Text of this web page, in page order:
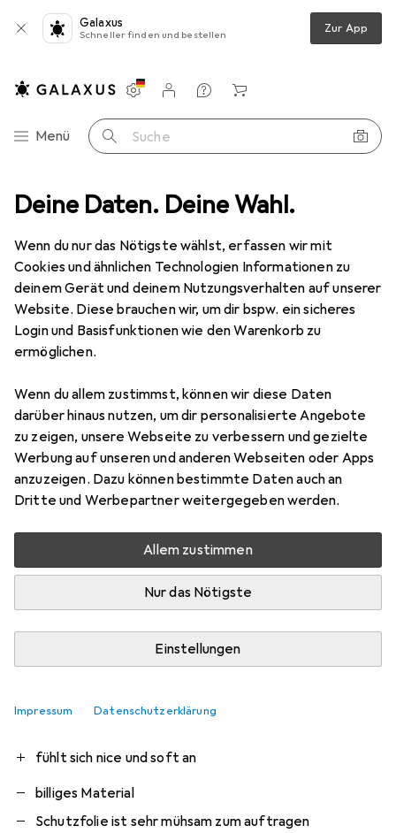
Deine Daten. Deine Wahl.
Wenn du nur das Nötigste wählst, erfassen wir mit
Cookies und ähnlichen Technologien Informationen zu
deinem Gerät und deinem Nutzungsverhalten auf unserer
Website. Diese brauchen wir, um dir bspw. ein sicheres
Login und Basisfunktionen wie den Warenkorb zu
ermöglichen.
Wenn du allem zustimmst, können wir diese Daten
darüber hinaus nutzen, um dir personalisierte Angebote
zu zeigen, unsere Webseite zu verbessern und gezielte
Werbung auf unseren und anderen Webseiten oder Apps
anzuzeigen. Dazu können bestimmte Daten auch an
Dritte und Werbepartner weitergegeben werden.
Allem zustimmen
Nur das Nötigste
Einstellungen
Impressum Datenschutzerklärung
Galaxus
Schneller finden und bestellen Zur App
Navigation nach Kategorien
Menü Suche
Einstellungen
Kundenkonto
Vergleichslisten
Merklisten
Warenkorb
Produktbewertungen Auf dem Bild hui, in Wirklichkeit pfui.....
EUR
8,99
Nalia Hybrid Hülle Semi-Transparent
mit 2x Display-Schutzglas & 2x
Kamera-Glas
Samsung Galaxy S23 Ultra
Bewertung für Nalia Hybrid Hülle
Semi-Transparent mit 2x Display-
Schutzglas & 2x Kamera-Glas
Lora666
hat dieses Produkt gekauft
Davon ist nur die schöne Hülle brauchbar. Der Rest ist
fühlt sich nice und soft an
billiges Material
Schutzfolie ist sehr mühsam zum auftragen